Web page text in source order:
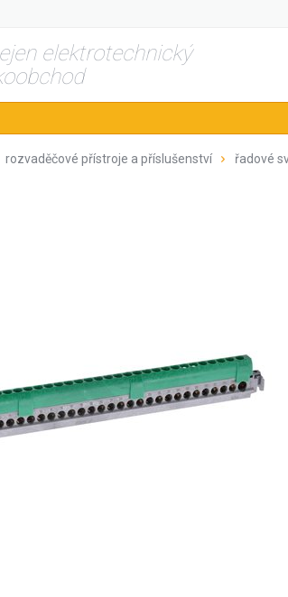
elektrotechnický
rozvaděčové přístroje a příslušenství řadové